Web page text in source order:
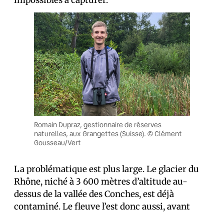
Romain Dupraz, gestionnaire de réserves
naturelles, aux Grangettes (Suisse). © Clément
Gousseau/Vert
La problématique est plus large. Le glacier du
Rhône, niché à 3 600 mètres d’altitude au-
dessus de la vallée des Conches, est déjà
contaminé. Le fleuve l’est donc aussi, avant